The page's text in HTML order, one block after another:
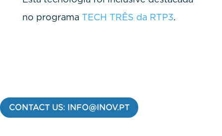
no programa TECH TRÊS da RTP3.
CONTACT US: INFO@INOV.PT